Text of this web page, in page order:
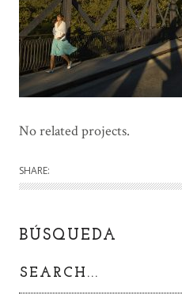
No related projects.
SHARE:
BÚSQUEDA